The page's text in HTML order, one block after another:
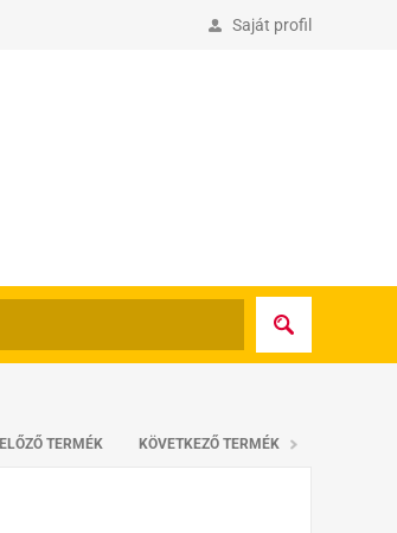
Saját profil
ELŐZŐ TERMÉK KÖVETKEZŐ TERMÉK